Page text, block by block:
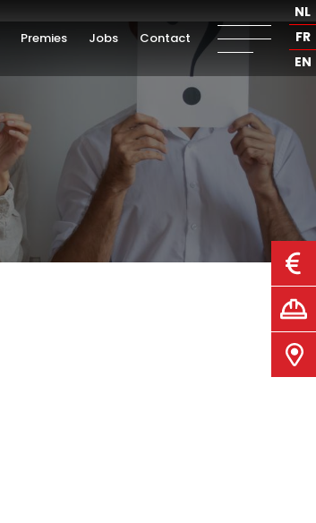
NL
FR
EN
Premies Jobs Contact